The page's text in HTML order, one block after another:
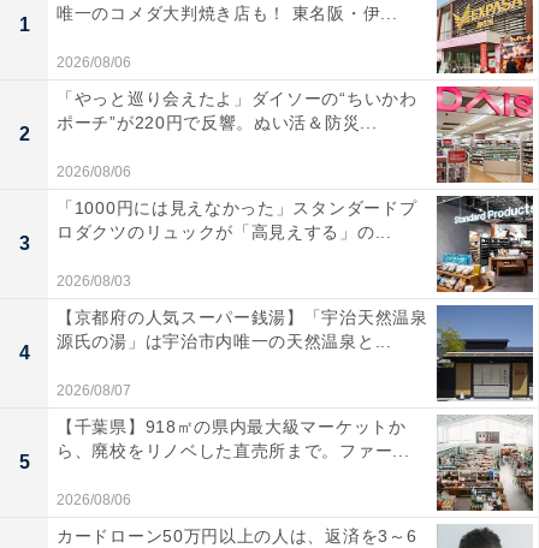
1
唯一のコメダ大判焼き店も！ 東名阪・伊...
2026/08/06
2
「やっと巡り会えたよ」ダイソーの“ちいかわ
ポーチ”が220円で反響。ぬい活＆防災...
2026/08/06
3
「1000円には見えなかった」スタンダードプ
ロダクツのリュックが「高見えする」の...
2026/08/03
4
【京都府の人気スーパー銭湯】「宇治天然温泉
源氏の湯」は宇治市内唯一の天然温泉と...
2026/08/07
5
【千葉県】918㎡の県内最大級マーケットか
ら、廃校をリノベした直売所まで。ファー...
2026/08/06
カードローン50万円以上の人は、返済を3～6